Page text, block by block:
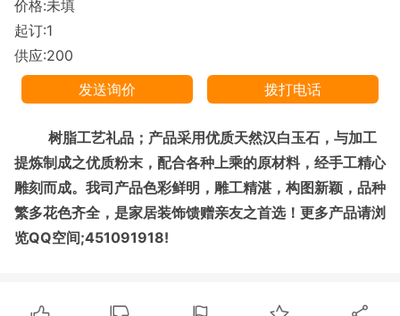
价格:未填
起订:1
供应:200
发送询价
拨打电话
树脂工艺礼品；产品采用优质天然汉白玉石，与加工
提炼制成之优质粉末，配合各种上乘的原材料，经手工精心
雕刻而成。我司产品色彩鲜明，雕工精湛，构图新颖，品种
繁多花色齐全，是家居装饰馈赠亲友之首选！更多产品请浏
览QQ空间;451091918!